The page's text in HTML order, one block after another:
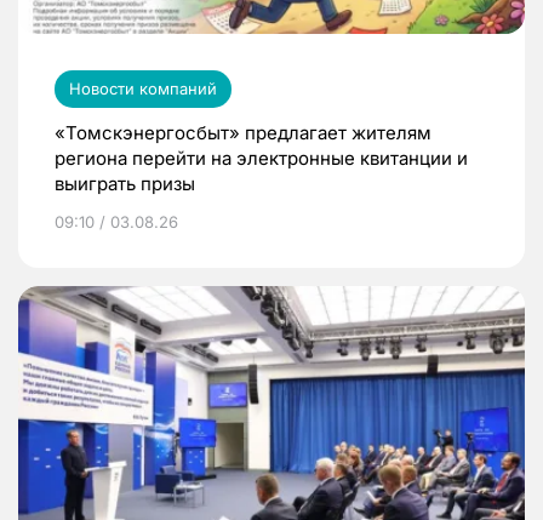
Новости компаний
«Томскэнергосбыт» предлагает жителям
региона перейти на электронные квитанции и
выиграть призы
09:10 / 03.08.26